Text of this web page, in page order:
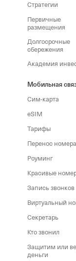
Стратегии
Первичные
размещения
Долгосрочные
сбережения
Академия
Мобильная
Сим‑карта
eSIM
Тарифы
Перенос номера
Роуминг
Красивые
Запись звонков
Виртуальный
Секретарь
Кто звонил
Защитим или
деньги